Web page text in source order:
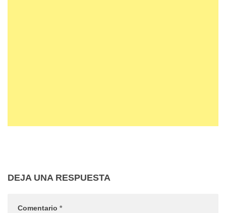
DEJA UNA RESPUESTA
Comentario *